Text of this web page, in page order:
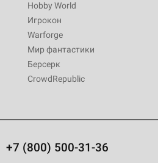
Hobby World
Игрокон
Warforge
Мир фантастики
Берсерк
CrowdRepublic
+7 (800) 500-31-36